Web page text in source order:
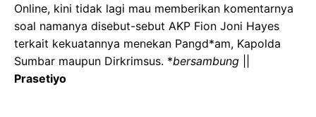
Online, kini tidak lagi mau memberikan komentarnya
soal namanya disebut-sebut AKP Fion Joni Hayes
terkait kekuatannya menekan Pangd*am, Kapolda
Sumbar maupun Dirkrimsus. *bersambung
Prasetiyo